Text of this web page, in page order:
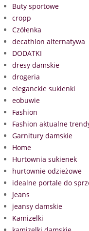
Buty sportowe
cropp
Czółenka
decathlon alternatywa
DODATKI
dresy damskie
drogeria
eleganckie sukienki
eobuwie
Fashion
Fashion aktualne
Garnitury damskie
Home
Hurtownia sukienek
hurtownie odzieżowe
idealne portale do
Jeans
jeansy damskie
Kamizelki